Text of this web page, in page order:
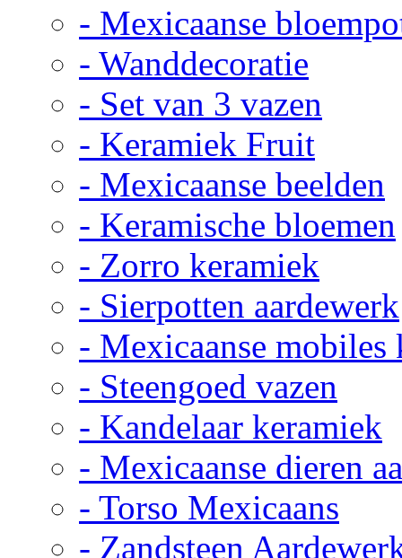
- Mexicaanse
- Wanddecoratie
- Set van 3 vazen
- Keramiek Fruit
- Mexicaanse beelden
- Keramische bloemen
- Zorro keramiek
- Sierpotten aardewerk
- Mexicaanse mobiles
- Steengoed vazen
- Kandelaar keramiek
- Mexicaanse dieren
- Torso Mexicaans
- Zandsteen